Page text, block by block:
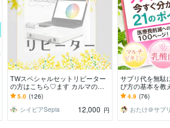
TWスペシャルセットリピーター
の方はこちら♡ます カルマの解
消★インナーチャイルドの癒し★
お金のブロック解除
5.0 (126)
シイピアSepia
12,000 円
サプリ代を無駄
び方の基本を教
く選んでいませ
サプリ選びの新
4.9 (76)